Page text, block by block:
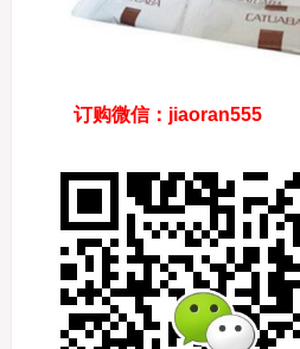
订购微信：jiaoran555